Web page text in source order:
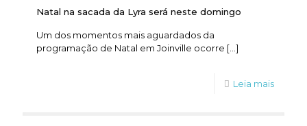
Natal na sacada da Lyra será neste domingo
Um dos momentos mais aguardados da
programação de Natal em Joinville ocorre […]
Leia mais